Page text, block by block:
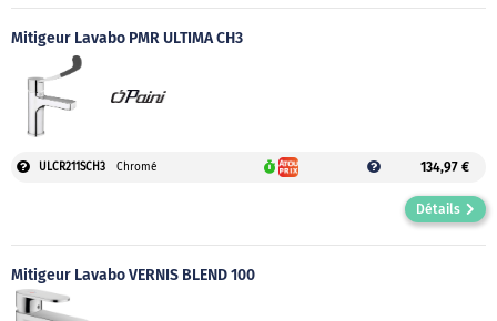
Mitigeur Lavabo PMR ULTIMA CH3
ULCR211SCH3 Chromé 134,97 €
Détails
Mitigeur Lavabo VERNIS BLEND 100